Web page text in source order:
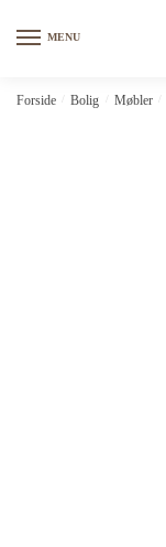
MENU
Forside Bolig Møbler